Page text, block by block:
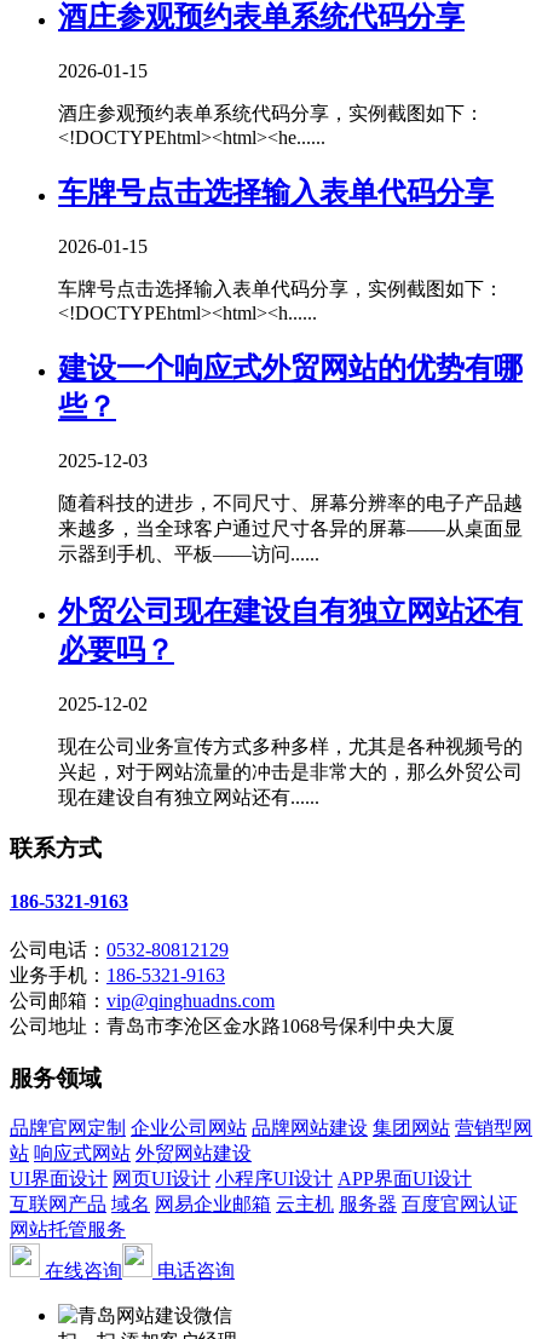
酒庄参观预约表单系统代码分享
2026-01-15
酒庄参观预约表单系统代码分享，实例截图如下：
<!DOCTYPEhtml><html><he......
车牌号点击选择输入表单代码分享
2026-01-15
车牌号点击选择输入表单代码分享，实例截图如下：
<!DOCTYPEhtml><html><h......
建设一个响应式外贸网站的优势有哪
些？
2025-12-03
随着科技的进步，不同尺寸、屏幕分辨率的电子产品越
来越多，当全球客户通过尺寸各异的屏幕——从桌面显
示器到手机、平板——访问......
外贸公司现在建设自有独立网站还有
必要吗？
2025-12-02
现在公司业务宣传方式多种多样，尤其是各种视频号的
兴起，对于网站流量的冲击是非常大的，那么外贸公司
现在建设自有独立网站还有......
联系方式
186-5321-9163
公司电话： 0532-80812129
业务手机： 186-5321-9163
公司邮箱： vip@qinghuadns.com
公司地址：青岛市李沧区金水路1068号保利中央大厦
服务领域
品牌官网定制 企业公司网站 品牌网站建设 集团网站 营销型网
站 响应式网站 外贸网站建设
UI界面设计 网页UI设计 小程序UI设计 APP界面UI设计
互联网产品 域名 网易企业邮箱 云主机 服务器 百度官网认证
网站托管服务
在线咨询
电话咨询